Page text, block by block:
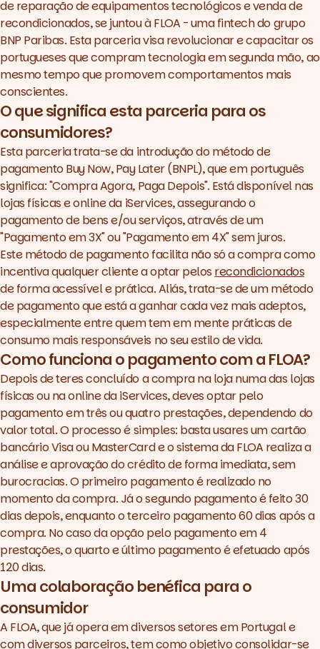
de reparação de equipamentos tecnológicos e venda de
recondicionados, se juntou à FLOA - uma fintech do grupo
BNP Paribas. Esta parceria visa revolucionar e capacitar os
portugueses que compram tecnologia em segunda mão, ao
mesmo tempo que promovem comportamentos mais
conscientes.
O que significa esta parceria para os
consumidores?
Esta parceria trata-se da introdução do método de
pagamento Buy Now, Pay Later (BNPL), que em português
significa: "Compra Agora, Paga Depois". Está disponível nas
lojas físicas e online da iServices, assegurando o
pagamento de bens e/ou serviços, através de um
"Pagamento em 3X" ou "Pagamento em 4X" sem juros.
Este método de pagamento facilita não só a compra como
incentiva qualquer cliente a optar pelosrecondicionados
de forma acessível e prática. Aliás, trata-se de um método
de pagamento que está a ganhar cada vez mais adeptos,
especialmente entre quem tem em mente práticas de
consumo mais responsáveis no seu estilo de vida.
Como funciona o pagamento com a FLOA?
Depois de teres concluído a compra na loja numa das lojas
físicas ou na online da iServices, deves optar pelo
pagamento em três ou quatro prestações, dependendo do
valor total. O processo é simples: basta usares um cartão
bancário Visa ou MasterCard e o sistema da FLOA realiza a
análise e aprovação do crédito de forma imediata, sem
burocracias. O primeiro pagamento é realizado no
momento da compra. Já o segundo pagamento é feito 30
dias depois, enquanto o terceiro pagamento 60 dias após a
compra. No caso da opção pelo pagamento em 4
prestações, o quarto e último pagamento é efetuado após
120 dias.
Uma colaboração benéfica para o
consumidor
A FLOA, que já opera em diversos setores em Portugal e
com diversos parceiros, tem como objetivo consolidar-se